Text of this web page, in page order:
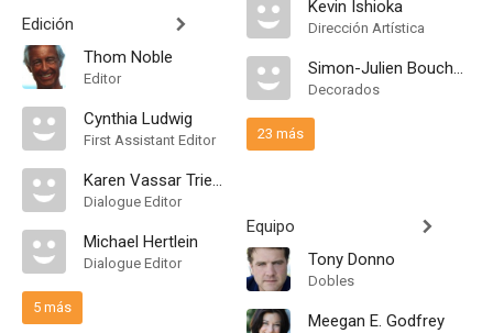
Edición
Thom Noble
Editor
Cynthia Ludwig
First Assistant Editor
Karen Vassar Triest
Dialogue Editor
Michael Hertlein
Dialogue Editor
5 más
Kevin Ishioka
Dirección Artística
Simon-Julien Boucherie
Decorados
23 más
Equipo
Tony Donno
Dobles
Meegan E. Godfrey